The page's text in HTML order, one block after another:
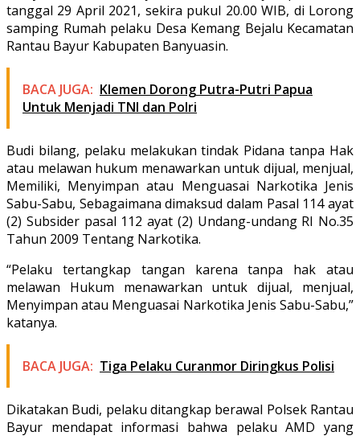
tanggal 29 April 2021, sekira pukul 20.00 WIB, di Lorong
samping Rumah pelaku Desa Kemang Bejalu Kecamatan
Rantau Bayur Kabupaten Banyuasin.
BACA JUGA: Klemen Dorong Putra-Putri Papua
Untuk Menjadi TNI dan Polri
Budi bilang, pelaku melakukan tindak Pidana tanpa Hak
atau melawan hukum menawarkan untuk dijual, menjual,
Memiliki, Menyimpan atau Menguasai Narkotika Jenis
Sabu-Sabu, Sebagaimana dimaksud dalam Pasal 114 ayat
(2) Subsider pasal 112 ayat (2) Undang-undang RI No.35
Tahun 2009 Tentang Narkotika.
“Pelaku tertangkap tangan karena tanpa hak atau
melawan Hukum menawarkan untuk dijual, menjual,
Menyimpan atau Menguasai Narkotika Jenis Sabu-Sabu,”
katanya.
BACA JUGA: Tiga Pelaku Curanmor Diringkus Polisi
Dikatakan Budi, pelaku ditangkap berawal Polsek Rantau
Bayur mendapat informasi bahwa pelaku AMD yang